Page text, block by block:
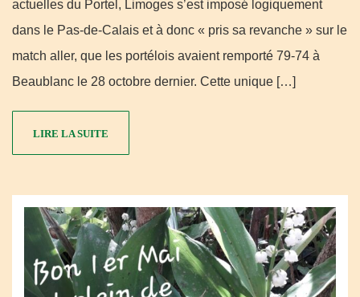
actuelles du Portel, Limoges s’est imposé logiquement
dans le Pas-de-Calais et à donc « pris sa revanche » sur le
match aller, que les portélois avaient remporté 79-74 à
Beaublanc le 28 octobre dernier. Cette unique […]
LIRE LA SUITE